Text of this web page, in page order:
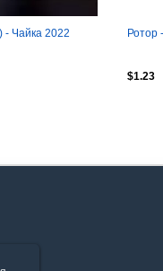
- Чайка 2022 Ротор
$1.23